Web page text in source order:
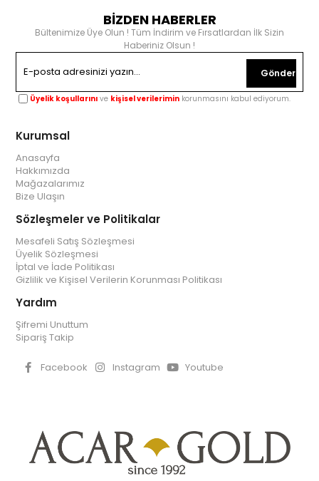
BİZDEN HABERLER
Bültenimize Üye Olun ! Tüm İndirim ve Fırsatlardan İlk Sizin
Haberiniz Olsun !
Gönder
Üyelik koşullarını ve kişisel verilerimin korunmasını kabul ediyorum.
Kurumsal
Anasayfa
Hakkımızda
Mağazalarımız
Bize Ulaşın
Sözleşmeler ve Politikalar
Mesafeli Satış Sözleşmesi
Üyelik Sözleşmesi
İptal ve İade Politikası
Gizlilik ve Kişisel Verilerin Korunması Politikası
Yardım
Şifremi Unuttum
Sipariş Takip
Facebook Instagram Youtube